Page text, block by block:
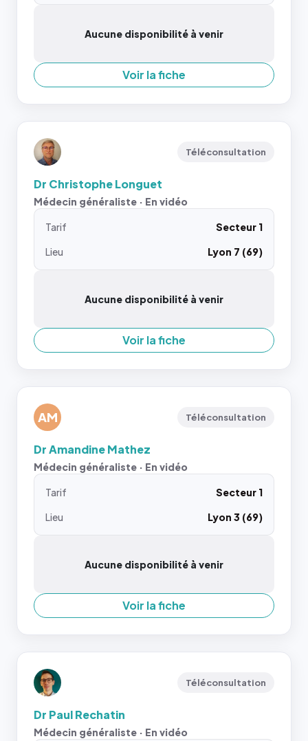
Aucune disponibilité à venir
Voir la fiche
Téléconsultation
Dr Christophe Longuet
Médecin généraliste · En vidéo
Tarif
Secteur 1
Lieu
Lyon 7 (69)
Aucune disponibilité à venir
Voir la fiche
AM Téléconsultation
Dr Amandine Mathez
Médecin généraliste · En vidéo
Tarif
Secteur 1
Lieu
Lyon 3 (69)
Aucune disponibilité à venir
Voir la fiche
Téléconsultation
Dr Paul Rechatin
Médecin généraliste · En vidéo